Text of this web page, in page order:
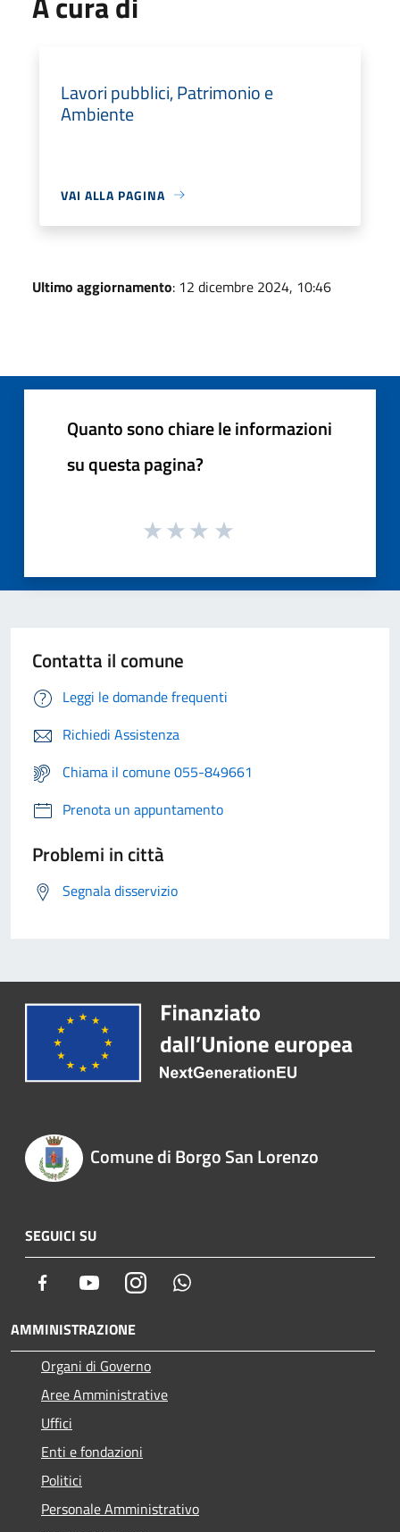
Lavori pubblici, Patrimonio e
Ambiente
VAI ALLA PAGINA
Ultimo aggiornamento: 12 dicembre 2024, 10:46
Quanto sono chiare le informazioni
su questa pagina?
Contatta il comune
Leggi le domande frequenti
Richiedi Assistenza
Chiama il comune 055-849661
Prenota un appuntamento
Problemi in città
Segnala disservizio
Comune di Borgo San Lorenzo
SEGUICI SU
Facebook YoutubeInstagram
AMMINISTRAZIONE
Organi di Governo
Aree Amministrative
Uffici
Enti e fondazioni
Politici
Personale Amministrativo